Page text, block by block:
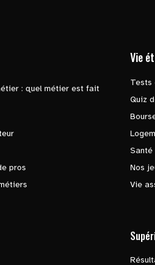
: quel métier est fait
pros
Vie
Tests
Quiz
Santé
Nos
Vie